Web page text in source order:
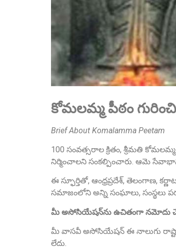
కోమలమ్మ పీఠం గురించి
Brief About Komalamma Peetam
100 సంవత్సరాల క్రితం, శ్రీమతి
నిర్మించాలని సంకల్పించారు. ఆమె
ఈ స్ఫూర్తితో, ఆంధ్రప్రదేశ్, తెలంగాణ,
సమాజంలోని అన్ని సంఘాలు, సంస్థలు
మీ అసోసియేషన్‌ను ఉచితంగా నమోదు
మీ వాసవీ అసోసియేషన్ ఈ నాలుగు
లేదు.